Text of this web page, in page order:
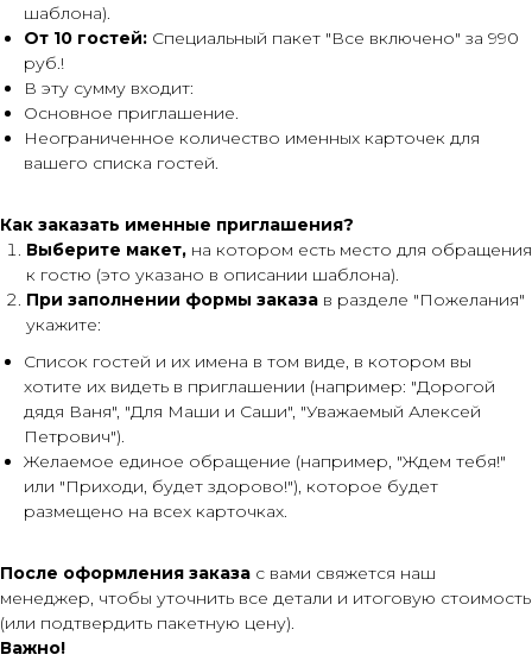
шаблона).
От 10 гостей: Специальный пакет "Все включено" за 990
руб.!
В эту сумму входит:
Основное приглашение.
Неограниченное количество именных карточек для
вашего списка гостей.
Как заказать именные приглашения?
Выберите макет, на котором есть место для обращения
к гостю (это указано в описании шаблона).
При заполнении формы заказа в разделе "Пожелания"
укажите:
Список гостей и их имена в том виде, в котором вы
хотите их видеть в приглашении (например: "Дорогой
дядя Ваня", "Для Маши и Саши", "Уважаемый Алексей
Петрович").
Желаемое единое обращение (например, "Ждем тебя!"
или "Приходи, будет здорово!"), которое будет
размещено на всех карточках.
После оформления заказа с вами свяжется наш
менеджер, чтобы уточнить все детали и итоговую стоимость
(или подтвердить пакетную цену).
Важно!